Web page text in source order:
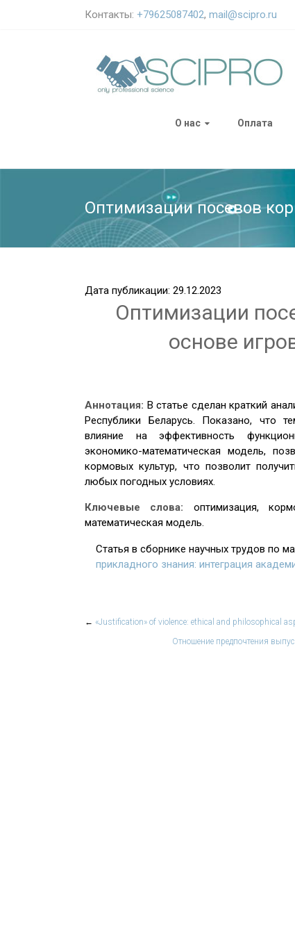
Контакты: +79625087402, mail@scipro.ru
О нас Оплата
Оптимизации посевов
Дата публикации: 29.12.2023
Оптимизации
основе
Аннотация: В статье сделан краткий
Республики Беларусь. Показано, что
влияние на эффективность
экономико-математическая модель,
кормовых культур, что позволит
любых погодных условиях.
Ключевые слова: оптимизация,
математическая модель.
Статья в сборнике научных трудов по
прикладного знания: интеграция
← «Justification» of violence: ethical and philosophical
Отношение предпочтения